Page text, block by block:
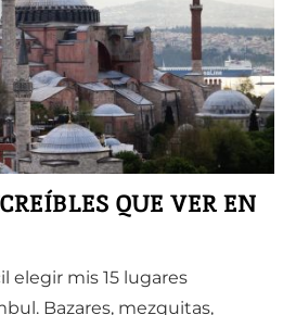
QUE VER EN
elegir mis 15 lugares
Bazares, mezquitas,